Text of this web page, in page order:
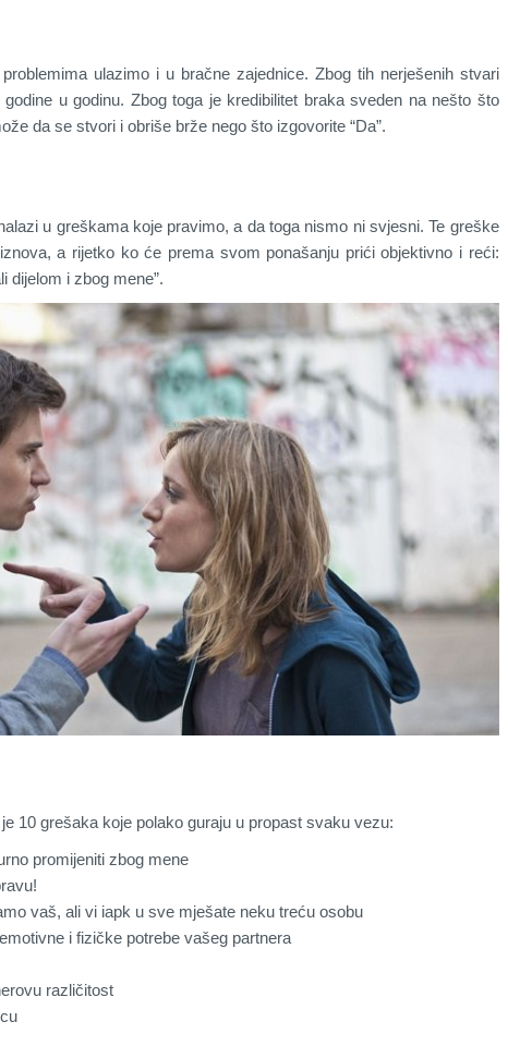
ulazimo i u bračne zajednice. Zbog tih nerješenih stvari
u godinu. Zbog toga je kredibilitet braka sveden na nešto što
da se stvori i obriše brže nego što izgovorite “Da”.
u greškama koje pravimo, a da toga nismo ni svjesni. Te greške
a rijetko ko će prema svom ponašanju prići objektivno i reći:
dijelom i zbog mene”.
10 grešaka koje polako guraju u propast svaku vezu:
promijeniti zbog mene
vaš, ali vi iapk u sve mješate neku treću osobu
i fizičke potrebe vašeg partnera
različitost